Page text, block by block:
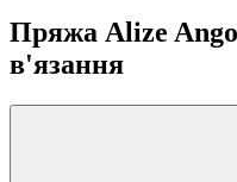
Пряжа Alize
в'язання